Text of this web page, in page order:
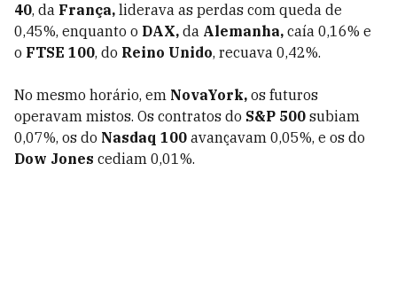
40, da França, liderava as perdas com queda de
0,45%, enquanto o DAX, da Alemanha, caía 0,16% e
o FTSE 100, do Reino Unido, recuava 0,42%.
No mesmo horário, em NovaYork, os futuros
operavam mistos. Os contratos do S&P 500 subiam
0,07%, os do Nasdaq 100 avançavam 0,05%, e os do
Dow Jones cediam 0,01%.